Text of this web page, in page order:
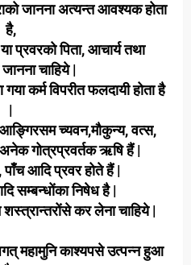
जानना अत्यन्त आवश्यक होता
है,
प्रवरको पिता, आचार्य तथा
जानना चाहिये |
कर्म विपरीत फलदायी होता है
|
आङ्गिरसम च्यवन,मौकुन्य, वत्स,
गोत्रप्रवर्तक ऋषि हैं |
पाँच आदि प्रवर होते हैं |
सम्बन्धोंका निषेध है |
शस्त्रान्तरोंसे कर लेना चाहिये |
महामुनि काश्यपसे उत्पन्न हुआ